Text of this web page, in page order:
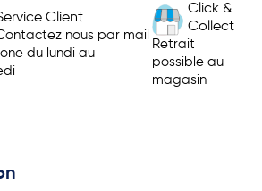
Client
nous par mail
du lundi au
Click &
Collect
Retrait
possible au
magasin